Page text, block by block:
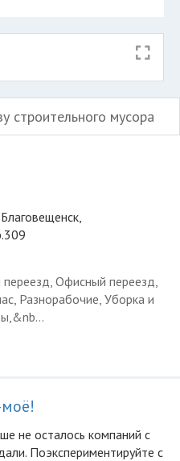
строительного мусора
переезд, Офисный переезд,
Разнорабочие, Уборка и
не осталоcь компаний с
Поэкспериментируйте с